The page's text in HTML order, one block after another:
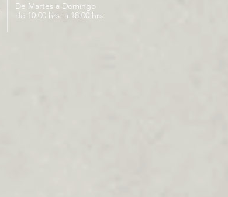
De Martes a Domingo
de 10:00 hrs. a 18:00 hrs.